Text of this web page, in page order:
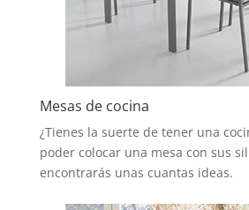
Mesas de cocina
¿Tienes la suerte de tener una
poder colocar una mesa con sus
encontrarás unas cuantas ideas.